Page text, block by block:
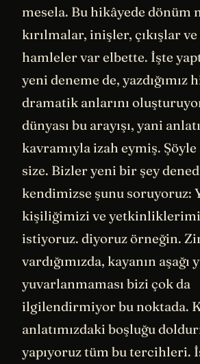
mesela. Bu hikâyede dönüm
kırılmalar, inişler, çıkışlar
hamleler var elbette. İşte
yeni deneme de, yazdığımız
dramatik anlarını
dünyası bu arayışı, yani
kavramıyla izah eymiş. Şöyle
size. Bizler yeni bir şey
kendimizse şunu soruyoruz:
kişiliğimizi ve
istiyoruz. diyoruz örneğin.
vardığımızda, kayanın aşağı
yuvarlanmaması bizi çok da
ilgilendirmiyor bu noktada.
anlatımızdaki boşluğu
yapıyoruz tüm bu tercihleri.